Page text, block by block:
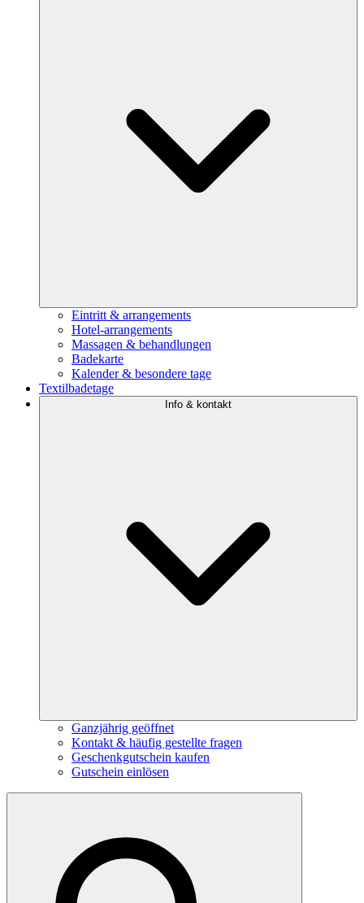
Eintritt & arrangements
Hotel-arrangements
Massagen & behandlungen
Badekarte
Kalender & besondere tage
Textilbadetage
Info & kontakt
Ganzjährig geöffnet
Kontakt & häufig gestellte fragen
Geschenkgutschein kaufen
Gutschein einlösen